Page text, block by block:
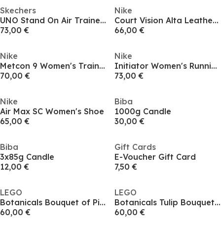
Skechers
UNO Stand On Air Trainers Womens
73,00 €
Nike
Court Vision Alta Leather Womens Trainers
66,00 €
Nike
Metcon 9 Women's Training Shoes
70,00 €
Nike
Initiator Women's Running Shoe
73,00 €
Nike
Air Max SC Women's Shoe
65,00 €
Biba
1000g Candle
30,00 €
Biba
3x85g Candle
12,00 €
Gift Cards
E-Voucher Gift Card
7,50 €
LEGO
Botanicals Bouquet of Pink Roses Faux Flowers Set 10374
60,00 €
LEGO
Botanicals Tulip Bouquet - Artificial Flowers Set 11501
60,00 €